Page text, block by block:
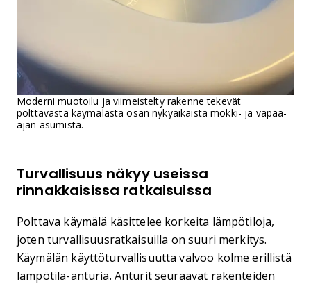
Moderni muotoilu ja viimeistelty rakenne tekevät
polttavasta käymälästä osan nykyaikaista mökki- ja vapaa-
ajan asumista.
Turvallisuus näkyy useissa
rinnakkaisissa ratkaisuissa
Polttava käymälä käsittelee korkeita lämpötiloja,
joten turvallisuusratkaisuilla on suuri merkitys.
Käymälän käyttöturvallisuutta valvoo kolme erillistä
lämpötila-anturia. Anturit seuraavat rakenteiden